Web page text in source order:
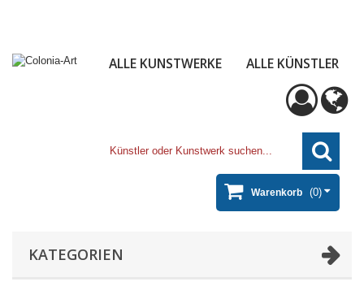
ALLE KUNSTWERKE ALLE KÜNSTLER
Warenkorb (0)
KATEGORIEN